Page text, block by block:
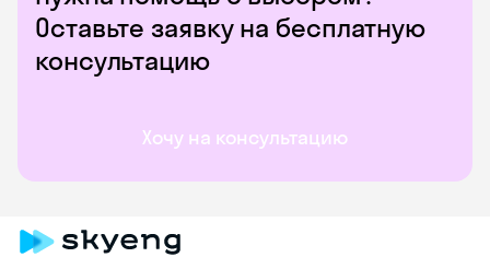
Оставьте заявку на бесплатную
консультацию
Хочу на консультацию